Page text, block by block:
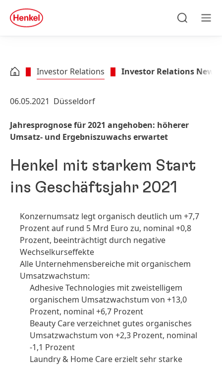
Zu Footer springen
quick
search
Investor Relations Investor Relations News
06.05.2021 Düsseldorf
Jahresprognose für 2021 angehoben: höherer
Umsatz- und Ergebniszuwachs erwartet
Henkel mit starkem Start
ins Geschäftsjahr 2021
Konzernumsatz legt organisch deutlich um +7,7
Prozent auf rund 5 Mrd Euro zu, nominal +0,8
Prozent, beeinträchtigt durch negative
Wechselkurseffekte
Alle Unternehmensbereiche mit organischem
Umsatzwachstum:
Adhesive Technologies mit zweistelligem
organischem Umsatzwachstum von +13,0
Prozent, nominal +6,7 Prozent
Beauty Care verzeichnet gutes organisches
Umsatzwachstum von +2,3 Prozent, nominal
-1,1 Prozent
Laundry & Home Care erzielt sehr starke